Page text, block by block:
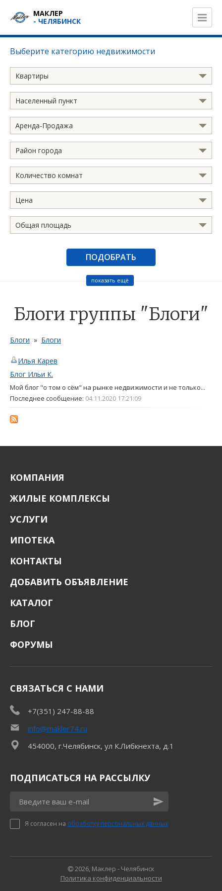
МАКЛЕР
- ЧЕЛЯБИНСК
Выберите категорию недвижимости
Квартиры
Населенный пункт
Аренда-Продажа
Район города
Количество комнат
Цена
Общая площадь
ПОДОБРАТЬ
показать ещё
Блоги группы "Блоги"
Блоги » Блоги
Илья Карев
Блог Ильи К.
Мой блог "о том о сём" на рынке недвижимости и не только...
Последнее сообщение: 04.11.2020 17:21:09
КОМПАНИЯ
ЖИЛЫЕ КОМПЛЕКСЫ
УСЛУГИ
ИПОТЕКА
КОНТАКТЫ
ДОБАВИТЬ ОБЪЯВЛЕНИЕ
КАТАЛОГ
БЛОГ
ФОРУМЫ
СВЯЗАТЬСЯ С НАМИ
+7(351) 247-88-88
info@makler74.ru
454000, г.Челябинск, ул К.Либкнехта, д.1
ПОДПИСАТЬСЯ НА РАССЫЛКУ
Я согласен на обработку персональных данных
2026, Маклер - Челябинск
Политика конфиденциальности